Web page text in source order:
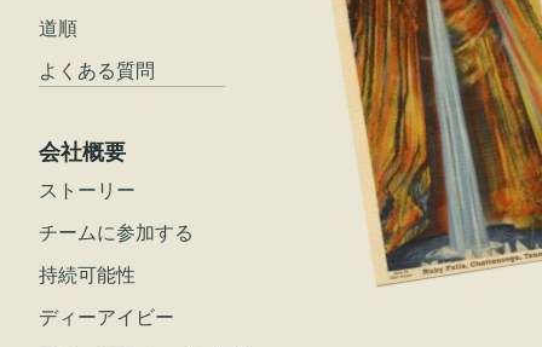
道順
よくある質問
会社概要
ストーリー
チームに参加する
持続可能性
ディーアイビー